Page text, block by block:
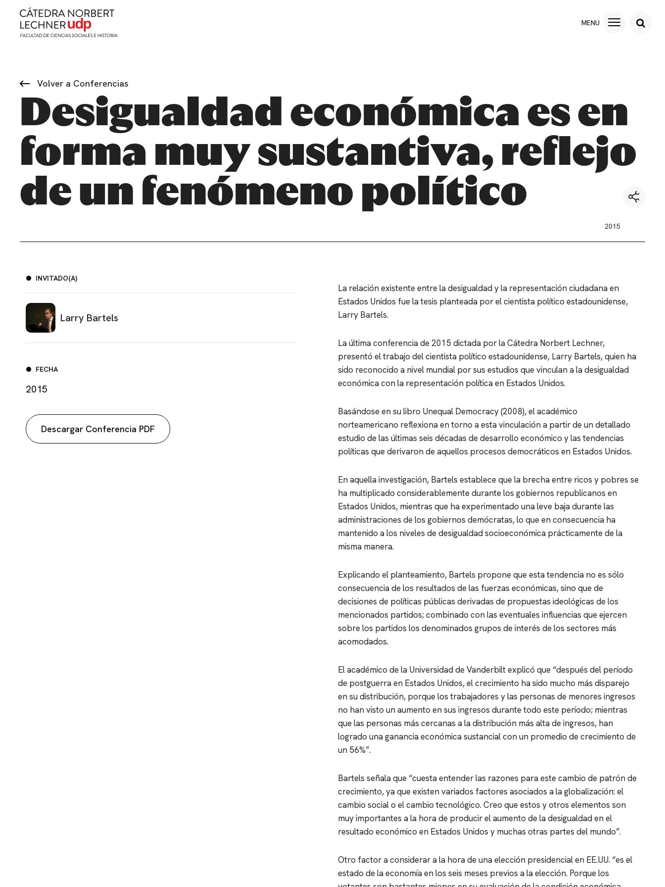
Volver a Conferencias
Desigualdad económica es en
forma muy sustantiva, reflejo
de un fenómeno político
2015
INVITADO(A)
Larry Bartels
FECHA
2015
Descargar Conferencia PDF
La relación existente entre la desigualdad y la representación ciudadana en
Estados Unidos fue la tesis planteada por el cientista político estadounidense,
Larry Bartels.
La última conferencia de 2015 dictada por la Cátedra Norbert Lechner,
presentó el trabajo del cientista político estadounidense, Larry Bartels, quien ha
sido reconocido a nivel mundial por sus estudios que vinculan a la desigualdad
económica con la representación política en Estados Unidos.
Basándose en su libro Unequal Democracy (2008), el académico
norteamericano reflexiona en torno a esta vinculación a partir de un detallado
estudio de las últimas seis décadas de desarrollo económico y las tendencias
políticas que derivaron de aquellos procesos democráticos en Estados Unidos.
En aquella investigación, Bartels establece que la brecha entre ricos y pobres se
ha multiplicado considerablemente durante los gobiernos republicanos en
Estados Unidos, mientras que ha experimentado una leve baja durante las
administraciones de los gobiernos demócratas, lo que en consecuencia ha
mantenido a los niveles de desigualdad socioeconómica prácticamente de la
misma manera.
Explicando el planteamiento, Bartels propone que esta tendencia no es sólo
consecuencia de los resultados de las fuerzas económicas, sino que de
decisiones de políticas públicas derivadas de propuestas ideológicas de los
mencionados partidos; combinado con las eventuales influencias que ejercen
sobre los partidos los denominados grupos de interés de los sectores más
acomodados.
El académico de la Universidad de Vanderbilt explicó que “después del período
de postguerra en Estados Unidos, el crecimiento ha sido mucho más disparejo
en su distribución, porque los trabajadores y las personas de menores ingresos
no han visto un aumento en sus ingresos durante todo este período; mientras
que las personas más cercanas a la distribución más alta de ingresos, han
logrado una ganancia económica sustancial con un promedio de crecimiento de
un 56%”.
Bartels señala que “cuesta entender las razones para este cambio de patrón de
crecimiento, ya que existen variados factores asociados a la globalización: el
cambio social o el cambio tecnológico. Creo que estos y otros elementos son
muy importantes a la hora de producir el aumento de la desigualdad en el
resultado económico en Estados Unidos y muchas otras partes del mundo”.
Otro factor a considerar a la hora de una elección presidencial en EE.UU. “es el
estado de la economía en los seis meses previos a la elección. Porque los